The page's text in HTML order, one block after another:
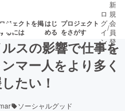
ジェクトを掲
るには
はじ
める
プロジェクト
をさがす
着プロ募集終了が近いプ
ロ
グ
イ
ン
/
新
規
会
員
登
録
スの影響で仕事を
マー人をより多く
たい！
ソーシャルグッド